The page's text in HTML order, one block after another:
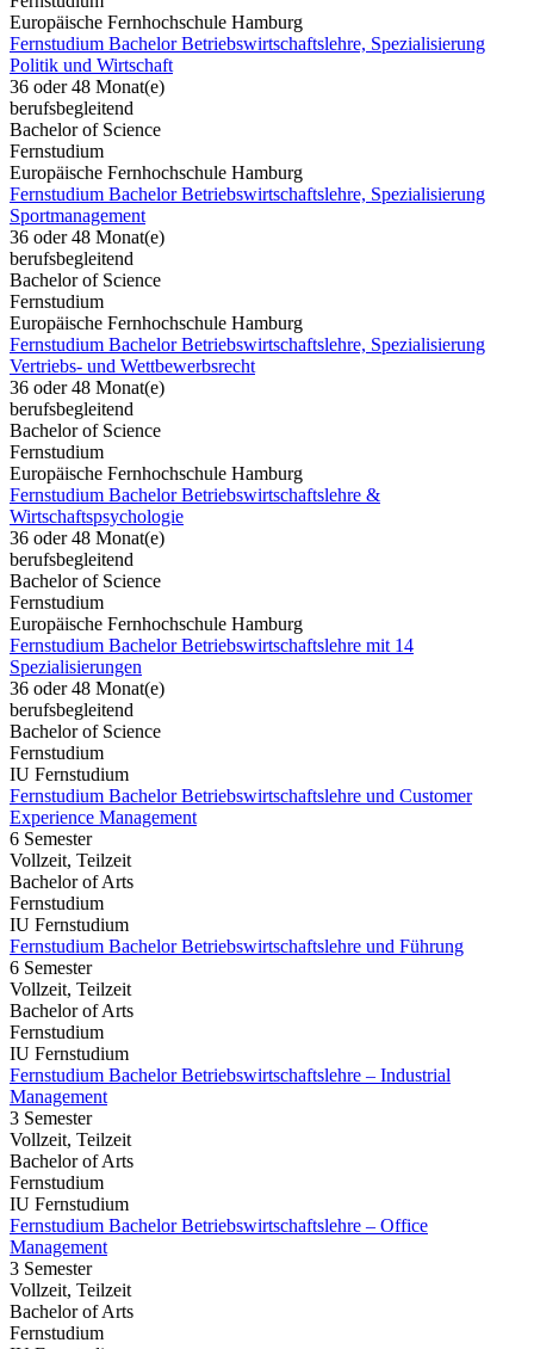
Europäische Fernhochschule Hamburg
Fernstudium Bachelor Betriebswirtschaftslehre, Spezialisierung
Politik und Wirtschaft
36 oder 48 Monat(e)
berufsbegleitend
Bachelor of Science
Fernstudium
Europäische Fernhochschule Hamburg
Fernstudium Bachelor Betriebswirtschaftslehre, Spezialisierung
Sportmanagement
36 oder 48 Monat(e)
berufsbegleitend
Bachelor of Science
Fernstudium
Europäische Fernhochschule Hamburg
Fernstudium Bachelor Betriebswirtschaftslehre, Spezialisierung
Vertriebs- und Wettbewerbsrecht
36 oder 48 Monat(e)
berufsbegleitend
Bachelor of Science
Fernstudium
Europäische Fernhochschule Hamburg
Fernstudium Bachelor Betriebswirtschaftslehre &
Wirtschaftspsychologie
36 oder 48 Monat(e)
berufsbegleitend
Bachelor of Science
Fernstudium
Europäische Fernhochschule Hamburg
Fernstudium Bachelor Betriebswirtschaftslehre mit 14
Spezialisierungen
36 oder 48 Monat(e)
berufsbegleitend
Bachelor of Science
Fernstudium
IU Fernstudium
Fernstudium Bachelor Betriebswirtschaftslehre und Customer
Experience Management
6 Semester
Vollzeit, Teilzeit
Bachelor of Arts
Fernstudium
IU Fernstudium
Fernstudium Bachelor Betriebswirtschaftslehre und Führung
6 Semester
Vollzeit, Teilzeit
Bachelor of Arts
Fernstudium
IU Fernstudium
Fernstudium Bachelor Betriebswirtschaftslehre – Industrial
Management
3 Semester
Vollzeit, Teilzeit
Bachelor of Arts
Fernstudium
IU Fernstudium
Fernstudium Bachelor Betriebswirtschaftslehre – Office
Management
3 Semester
Vollzeit, Teilzeit
Bachelor of Arts
Fernstudium